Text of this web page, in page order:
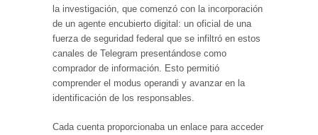
la investigación, que comenzó con la incorporación
de un agente encubierto digital: un oficial de una
fuerza de seguridad federal que se infiltró en estos
canales de Telegram presentándose como
comprador de información. Esto permitió
comprender el modus operandi y avanzar en la
identificación de los responsables.
Cada cuenta proporcionaba un enlace para acceder